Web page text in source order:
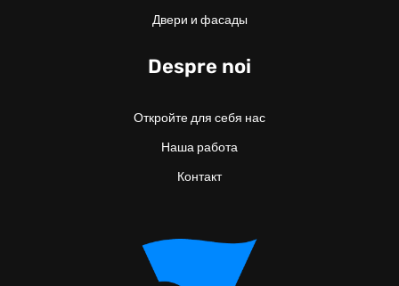
Двери и фасады
Despre noi
Откройте для себя нас
Наша работа
Контакт